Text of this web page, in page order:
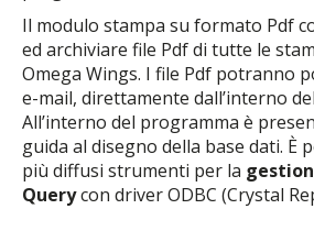
Il modulo stampa su formato Pdf
ed archiviare file Pdf di tutte le
Omega Wings. I file Pdf potranno
e-mail, direttamente dall’interno
All’interno del programma è
guida al disegno della base dati. È
più diffusi strumenti per la
Querycon driver ODBC (Crystal